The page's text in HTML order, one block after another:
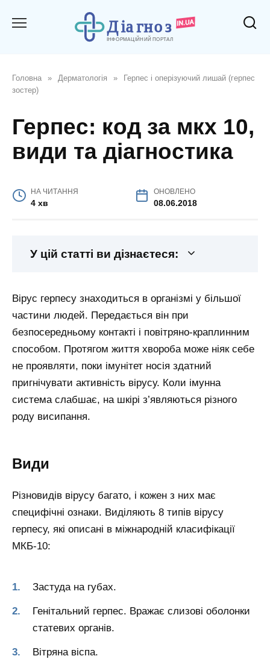
Головна » Дерматологія »
Герпес і оперізуючий лишай (герпес
зостер)
Герпес: код за мкх 10,
види та діагностика
НА ЧИТАННЯ
4 хв
ОНОВЛЕНО
08.06.2018
У цій статті ви дізнаєтеся:
Вірус герпесу знаходиться в організмі у більшої
частини людей. Передається він при
безпосередньому контакті і повітряно-краплинним
способом. Протягом життя хвороба може ніяк себе
не проявляти, поки імунітет носія здатний
пригнічувати активність вірусу. Коли імунна
система слабшає, на шкірі з’являються різного
роду висипання.
Види
Різновидів вірусу багато, і кожен з них має
специфічні ознаки. Виділяють 8 типів вірусу
герпесу, які описані в міжнародній класифікації
МКБ-10:
Застуда на губах.
Генітальний герпес. Вражає слизові оболонки
статевих органів.
Вітряна віспа.